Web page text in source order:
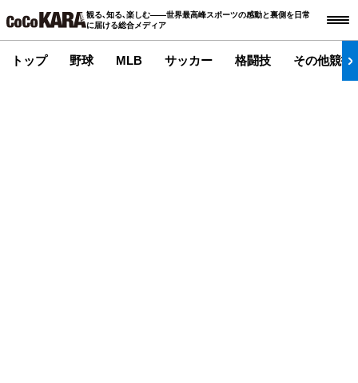
観る､知る､楽しむ――世界最高峰スポーツの感動と裏側を日常
に届ける総合メディア
トップ 野球 MLB サッカー 格闘技 その他競技